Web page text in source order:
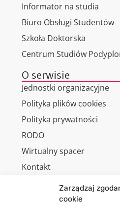
Zarządzaj
cookie
Informator na studia
Biuro Obsługi Studentów
Szkoła Doktorska
Centrum Studiów
O serwisie
Jednostki organizacyjne
Polityka plików cookies
Polityka prywatności
RODO
Wirtualny spacer
Kontakt